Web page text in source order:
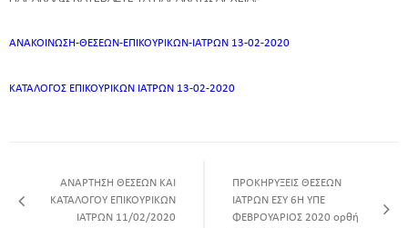
ΑΝΑΚΟΙΝΩΣΗ-ΘΕΣΕΩΝ-ΕΠΙΚΟΥΡΙΚΩΝ-ΙΑΤΡΩΝ 13-02-2020
ΚΑΤΑΛΟΓΟΣ ΕΠΙΚΟΥΡΙΚΩΝ ΙΑΤΡΩΝ 13-02-2020
ΑΝΑΡΤΗΣΗ ΘΕΣΕΩΝ ΚΑΙ
ΚΑΤΑΛΟΓΟΥ ΕΠΙΚΟΥΡΙΚΩΝ
ΙΑΤΡΩΝ 11/02/2020
ΠΡΟΚΗΡΥΞΕΙΣ ΘΕΣΕΩΝ
ΙΑΤΡΩΝ ΕΣΥ 6Η ΥΠΕ
ΦΕΒΡΟΥΑΡΙΟΣ 2020 ορθή